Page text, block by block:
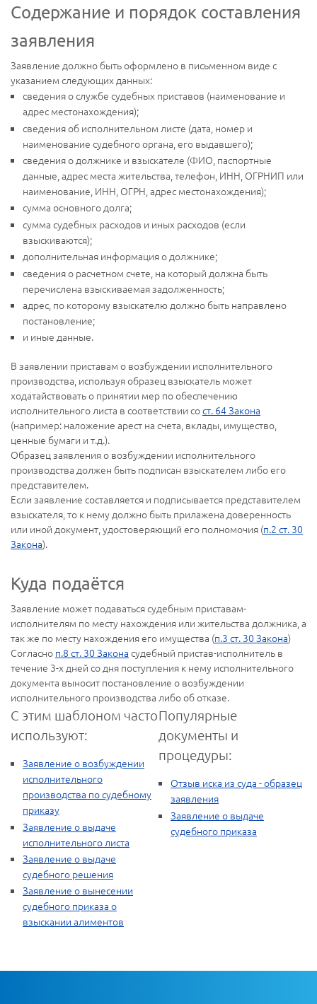
Содержание и порядок составления
заявления
Заявление должно быть оформлено в письменном виде с
указанием следующих данных:
сведения о службе судебных приставов (наименование и
адрес местонахождения);
сведения об исполнительном листе (дата, номер и
наименование судебного органа, его выдавшего);
сведения о должнике и взыскателе (ФИО, паспортные
данные, адрес места жительства, телефон, ИНН, ОГРНИП или
наименование, ИНН, ОГРН, адрес местонахождения);
сумма основного долга;
сумма судебных расходов и иных расходов (если
взыскиваются);
дополнительная информация о должнике;
сведения о расчетном счете, на который должна быть
перечислена взыскиваемая задолженность;
адрес, по которому взыскателю должно быть направлено
постановление;
и иные данные.
В заявлении приставам о возбуждении исполнительного
производства, используя образец взыскатель может
ходатайствовать о принятии мер по обеспечению
исполнительного листа в соответствии сост. 64 Закона
(например: наложение арест на счета, вклады, имущество,
ценные бумаги и т.д.).
Образец заявления о возбуждении исполнительного
производства должен быть подписан взыскателем либо его
представителем.
Если заявление составляется и подписывается представителем
взыскателя, то к нему должно быть прилажена доверенность
или иной документ, удостоверяющий его полномочия (п.2 ст. 30
Закона).
Куда подаётся
Заявление может подаваться судебным приставам-
исполнителям по месту нахождения или жительства должника, а
так же по месту нахождения его имущества (п.3 ст. 30 Закона)
Согласно п.8 ст. 30 Закона судебный пристав-исполнитель в
течение 3-х дней со дня поступления к нему исполнительного
документа выносит постановление о возбуждении
исполнительного производства либо об отказе.
С этим шаблоном часто
используют:
Заявление о возбуждении
исполнительного
производства по судебному
приказу
Заявление о выдаче
исполнительного листа
Заявление о выдаче
судебного решения
Заявление о вынесении
судебного приказа о
взыскании алиментов
Популярные
документы и
процедуры:
Отзыв иска из суда - образец
заявления
Заявление о выдаче
судебного приказа